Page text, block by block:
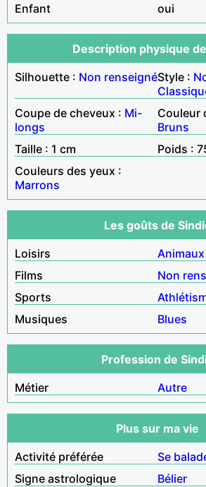
Enfant
oui
Description physique
Silhouette : Non renseignéStyle :
Coupe de cheveux : Mi-
longs
Couleur
Bruns
Taille : 1 cm
Poids :
Couleurs des yeux :
Marrons
Les goûts de
Loisirs
Animaux
Films
Non
Sports
Musiques
Blues
Profession de
Métier
Autre
Plus sur ma vie
Activité préférée
Se
Signe astrologique
Bélier